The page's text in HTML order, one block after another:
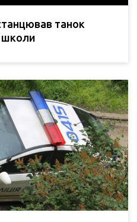
танок
школи